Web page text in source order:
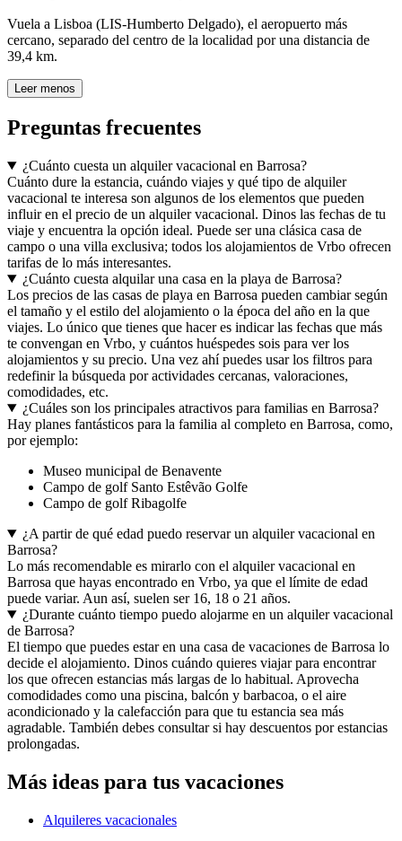
Vuela a Lisboa (LIS-Humberto Delgado), el aeropuerto más
cercano, separado del centro de la localidad por una distancia de
39,4 km.
Leer menos
Preguntas frecuentes
¿Cuánto cuesta un alquiler vacacional en Barrosa?
Cuánto dure la estancia, cuándo viajes y qué tipo de alquiler
vacacional te interesa son algunos de los elementos que pueden
influir en el precio de un alquiler vacacional. Dinos las fechas de tu
viaje y encuentra la opción ideal. Puede ser una clásica casa de
campo o una villa exclusiva; todos los alojamientos de Vrbo ofrecen
tarifas de lo más interesantes.
¿Cuánto cuesta alquilar una casa en la playa de Barrosa?
Los precios de las casas de playa en Barrosa pueden cambiar según
el tamaño y el estilo del alojamiento o la época del año en la que
viajes. Lo único que tienes que hacer es indicar las fechas que más
te convengan en Vrbo, y cuántos huéspedes sois para ver los
alojamientos y su precio. Una vez ahí puedes usar los filtros para
redefinir la búsqueda por actividades cercanas, valoraciones,
comodidades, etc.
¿Cuáles son los principales atractivos para familias en Barrosa?
Hay planes fantásticos para la familia al completo en Barrosa, como,
por ejemplo:
Museo municipal de Benavente
Campo de golf Santo Estêvão Golfe
Campo de golf Ribagolfe
¿A partir de qué edad puedo reservar un alquiler vacacional en
Barrosa?
Lo más recomendable es mirarlo con el alquiler vacacional en
Barrosa que hayas encontrado en Vrbo, ya que el límite de edad
puede variar. Aun así, suelen ser 16, 18 o 21 años.
¿Durante cuánto tiempo puedo alojarme en un alquiler vacacional
de Barrosa?
El tiempo que puedes estar en una casa de vacaciones de Barrosa lo
decide el alojamiento. Dinos cuándo quieres viajar para encontrar
los que ofrecen estancias más largas de lo habitual. Aprovecha
comodidades como una piscina, balcón y barbacoa, o el aire
acondicionado y la calefacción para que tu estancia sea más
agradable. También debes consultar si hay descuentos por estancias
prolongadas.
Más ideas para tus vacaciones
Alquileres vacacionales